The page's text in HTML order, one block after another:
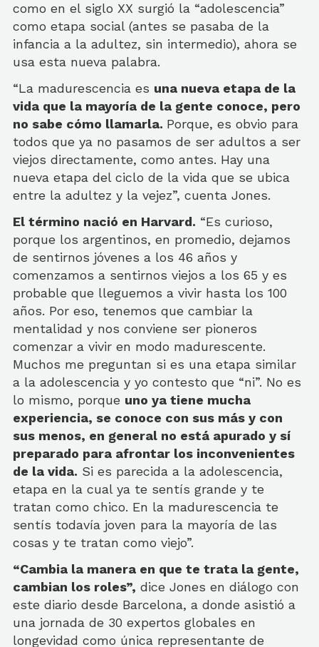
como en el siglo XX surgió la “adolescencia”
como etapa social (antes se pasaba de la
infancia a la adultez, sin intermedio), ahora se
usa esta nueva palabra.
“La madurescencia es una nueva etapa de la
vida que la mayoría de la gente conoce, pero
no sabe cómo llamarla. Porque, es obvio para
todos que ya no pasamos de ser adultos a ser
viejos directamente, como antes. Hay una
nueva etapa del ciclo de la vida que se ubica
entre la adultez y la vejez”, cuenta Jones.
El término nació en Harvard. “Es curioso,
porque los argentinos, en promedio, dejamos
de sentirnos jóvenes a los 46 años y
comenzamos a sentirnos viejos a los 65 y es
probable que lleguemos a vivir hasta los 100
años. Por eso, tenemos que cambiar la
mentalidad y nos conviene ser pioneros
comenzar a vivir en modo madurescente.
Muchos me preguntan si es una etapa similar
a la adolescencia y yo contesto que “ni”. No es
lo mismo, porque uno ya tiene mucha
experiencia, se conoce con sus más y con
sus menos, en general no está apurado y sí
preparado para afrontar los inconvenientes
de la vida. Si es parecida a la adolescencia,
etapa en la cual ya te sentís grande y te
tratan como chico. En la madurescencia te
sentís todavía joven para la mayoría de las
cosas y te tratan como viejo”.
“Cambia la manera en que te trata la gente,
cambian los roles”, dice Jones en diálogo con
este diario desde Barcelona, a donde asistió a
una jornada de 30 expertos globales en
longevidad como única representante de